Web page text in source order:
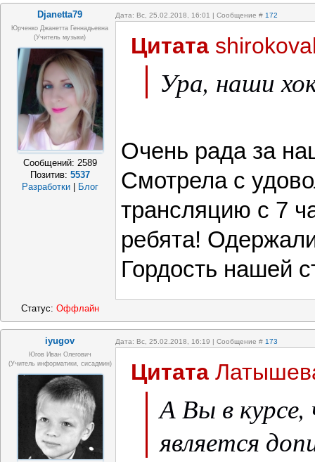
Djanetta79 Дата: Вс, 25.02.2018, 16:01 | Сообщение # 172
Юрченко Джанетта Геннадьевна
(Учитель музыки)
Сообщений: 2589
Позитив: 5537
Разработки | Блог
Цитата
Ура, наши
Очень рада за
Смотрела с
трансляцию с 7
ребята!
Гордость нашей
Статус: Оффлайн
iyugov Дата: Вс, 25.02.2018, 16:19 | Сообщение # 173
Югов Иван Олегович
(Учитель информатики, сисадмин)
Цитата
А Вы в курсе,
является